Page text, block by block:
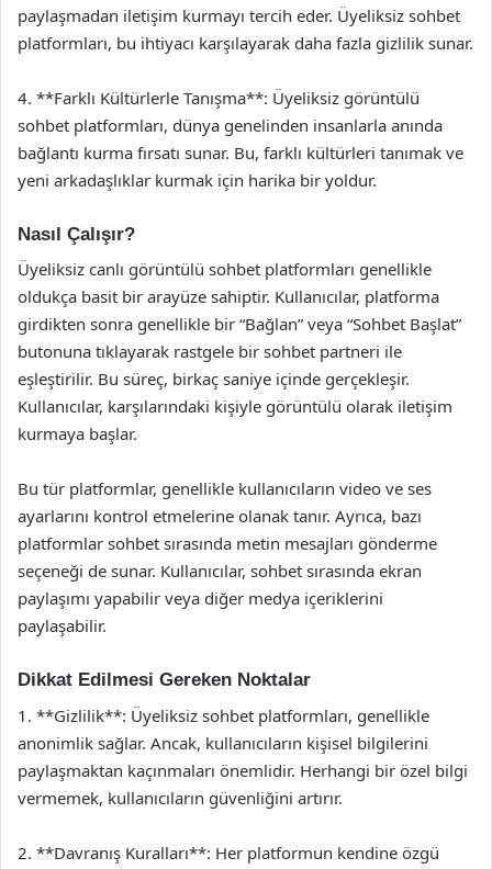
paylaşmadan iletişim kurmayı tercih eder. Üyeliksiz sohbet
platformları, bu ihtiyacı karşılayarak daha fazla gizlilik sunar.
4. **Farklı Kültürlerle Tanışma**: Üyeliksiz görüntülü
sohbet platformları, dünya genelinden insanlarla anında
bağlantı kurma fırsatı sunar. Bu, farklı kültürleri tanımak ve
yeni arkadaşlıklar kurmak için harika bir yoldur.
Nasıl Çalışır?
Üyeliksiz canlı görüntülü sohbet platformları genellikle
oldukça basit bir arayüze sahiptir. Kullanıcılar, platforma
girdikten sonra genellikle bir “Bağlan” veya “Sohbet Başlat”
butonuna tıklayarak rastgele bir sohbet partneri ile
eşleştirilir. Bu süreç, birkaç saniye içinde gerçekleşir.
Kullanıcılar, karşılarındaki kişiyle görüntülü olarak iletişim
kurmaya başlar.
Bu tür platformlar, genellikle kullanıcıların video ve ses
ayarlarını kontrol etmelerine olanak tanır. Ayrıca, bazı
platformlar sohbet sırasında metin mesajları gönderme
seçeneği de sunar. Kullanıcılar, sohbet sırasında ekran
paylaşımı yapabilir veya diğer medya içeriklerini
paylaşabilir.
Dikkat Edilmesi Gereken Noktalar
1. **Gizlilik**: Üyeliksiz sohbet platformları, genellikle
anonimlik sağlar. Ancak, kullanıcıların kişisel bilgilerini
paylaşmaktan kaçınmaları önemlidir. Herhangi bir özel bilgi
vermemek, kullanıcıların güvenliğini artırır.
2. **Davranış Kuralları**: Her platformun kendine özgü